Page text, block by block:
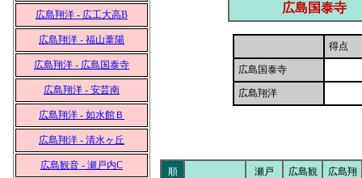
広島翔洋 - 広工大高B
広島翔洋 - 福山葦陽
広島翔洋 - 広島国泰寺
広島翔洋 - 安芸南
広島翔洋 - 如水館Ｂ
広島翔洋 - 清水ヶ丘
広島観音 - 瀬戸内C
広島国泰寺
得点
広島国泰寺
広島翔洋
順
瀬戸
広島観
広島翔